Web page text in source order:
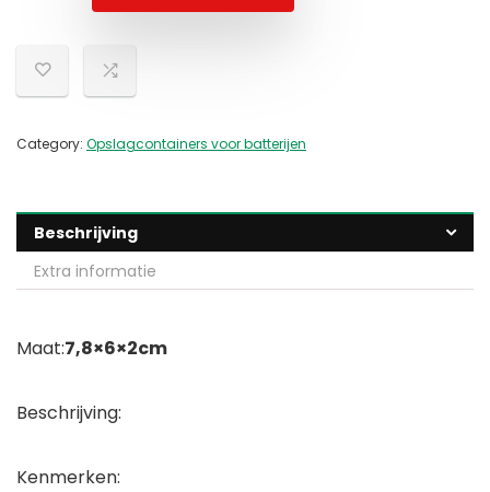
Category: Opslagcontainers voor batterijen
Beschrijving
Extra informatie
Maat:7,8×6×2cm
Beschrijving:
Kenmerken: